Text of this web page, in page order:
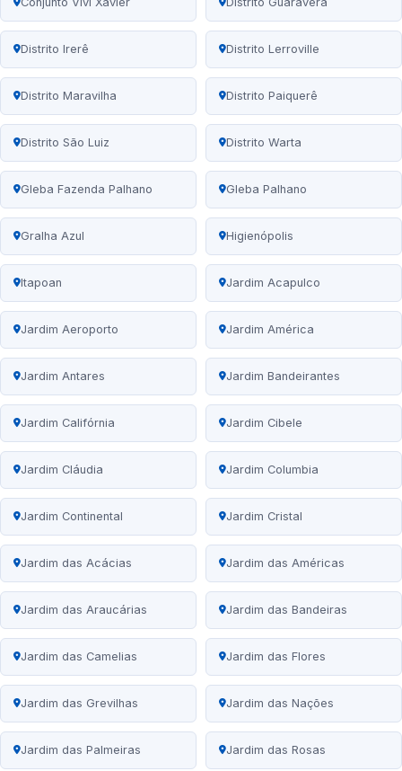
Distrito Irerê Distrito Lerroville
Distrito Maravilha Distrito Paiquerê
Distrito São Luiz Distrito Warta
Gleba Fazenda Palhano Gleba Palhano
Gralha Azul Higienópolis
Itapoan Jardim Acapulco
Jardim Aeroporto Jardim América
Jardim Antares Jardim Bandeirantes
Jardim Califórnia Jardim Cibele
Jardim Cláudia Jardim Columbia
Jardim Continental Jardim Cristal
Jardim das Acácias Jardim das Américas
Jardim das Araucárias Jardim das Bandeiras
Jardim das Camelias Jardim das Flores
Jardim das Grevilhas Jardim das Nações
Jardim das Palmeiras Jardim das Rosas